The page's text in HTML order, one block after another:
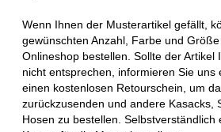
Wenn Ihnen der Musterartikel gefällt,
gewünschten Anzahl, Farbe und
Onlineshop bestellen. Sollte der Artikel
nicht entsprechen, informieren Sie uns
einen kostenlosen Retourschein, um
zurückzusenden und andere Kasacks,
Hosen zu bestellen. Selbstverständlich